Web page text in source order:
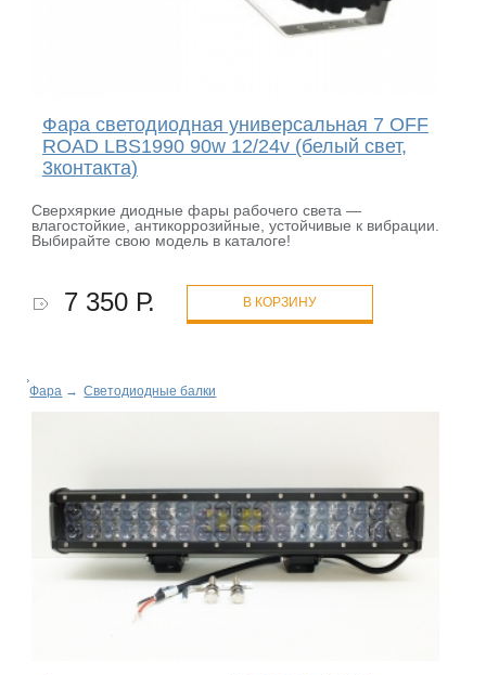
Фара светодиодная универсальная 7 OFF
ROAD LBS1990 90w 12/24v (белый свет,
3контакта)
Сверхяркие диодные фары рабочего света —
влагостойкие, антикоррозийные, устойчивые к вибрации.
Выбирайте свою модель в каталоге!
7 350 Р. В КОРЗИНУ
Фара → Светодиодные балки